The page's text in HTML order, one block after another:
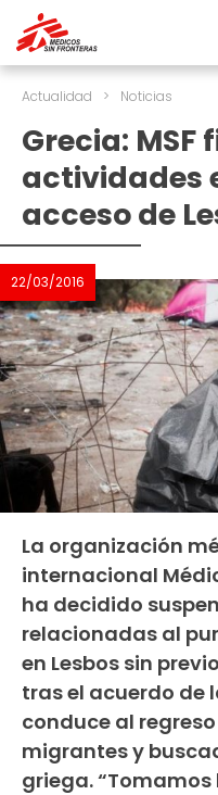
Actualidad > Noticias
Grecia: MSF
actividades
acceso de
22/03/2016
La organización
internacional
ha decidido
relacionadas al
en Lesbos sin
tras el acuerdo de
conduce al
migrantes y
griega.